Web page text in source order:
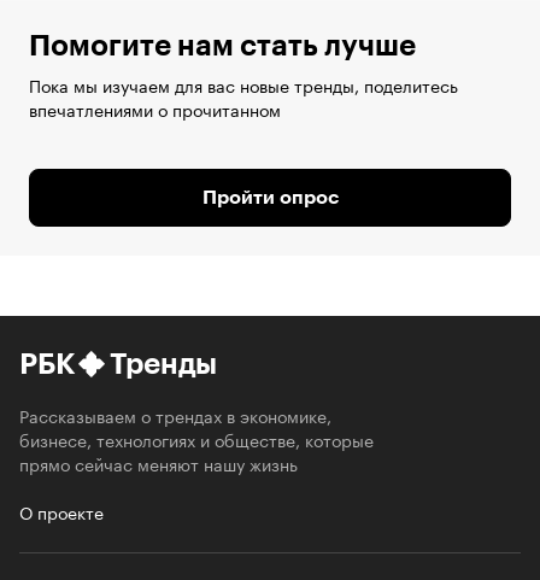
Помогите нам стать лучше
Пока мы изучаем для вас новые тренды, поделитесь
впечатлениями о прочитанном
Пройти опрос
РБК Тренды
Рассказываем о трендах в экономике,
бизнесе, технологиях и обществе, которые
прямо сейчас меняют нашу жизнь
О проекте